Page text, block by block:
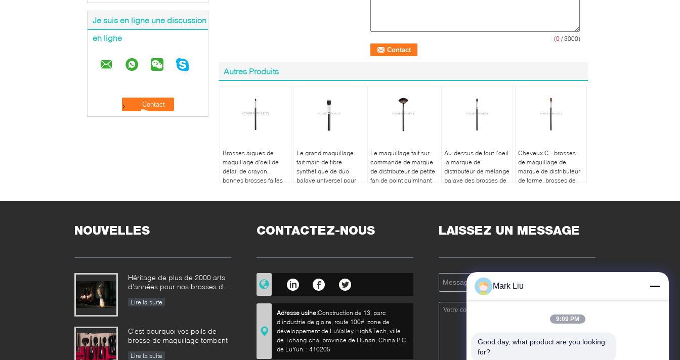
Je suis en ligne une discussion
en ligne
(0 / 3000)
Autres Produits
Brosses aiguës de
maquillage d'oeil de
détail de crayon,
bonnes brosses faites
Le grand maquillage
fait main de fibre
synthétique de duo
balaye universel pour
Le maquillage fait sur
commande de marque
de distributeur de petite
fan de point culminant
Au-dessus de tout l'oeil
la marque de
distributeur de mélange
balaye des brosses de
Cheveux C - brosses
de maquillage de
marque de distributeur
de forme, brosses de
NOUVELLES
Héritage de plus de 2000 arts
d'années pour nos brosses de
province de Hunan
Lire la suite
C'est pourquoi vos poils de
brosse de maquillage tombent
Lire la suite
CONTACTEZ-NOUS
Adresse usine:Construction de 13, parc
d'industrie de gloire, route 100#, zone de
développement de LuValley High&Tech, ville
de Tchang-cha, province de Hunan, China.P.C
de LuYun. : 410205
LAISSEZ UN MESSAGE
Mark Liu
9:09 PM
Good day, what product are you looking
for?